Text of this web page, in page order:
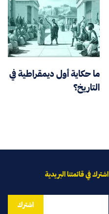
ما حكاية أول ديمقراطية في
التاريخ؟
اشترك في قائمتنا البريدية
اشترك